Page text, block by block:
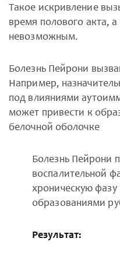
Такое искривление
время полового акта,
невозможным.
Болезнь Пейрони
Например,
под влияниями
может привести к
белочной оболочке
Болезнь Пейрони
воспалительной
хроническую
образованиями
Результат: